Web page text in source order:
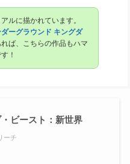
ルに描かれています。
ーグラウンド キングダ
ば、こちらの作品もハマ
！
ビースト：新世界
ーチ